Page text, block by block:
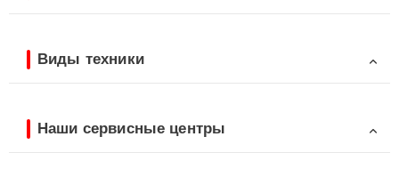
Виды техники
Наши сервисные центры